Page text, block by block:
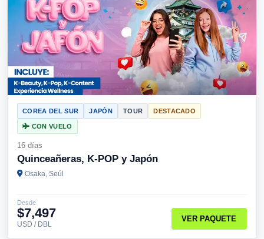
COREA DEL SUR JAPÓN TOUR DESTACADO
CON VUELO
16 días
Quinceañeras, K-POP y Japón
Osaka, Seúl
Desde
$7,497
USD / DBL
VER PAQUETE